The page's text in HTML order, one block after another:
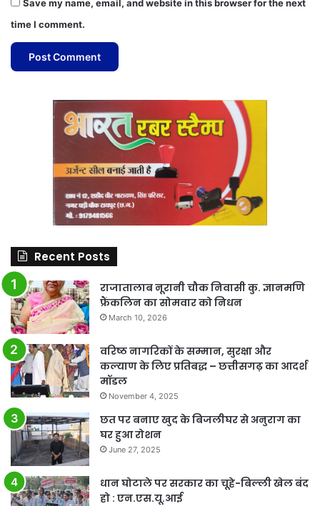
Save my name, email, and website in this browser for the next
time I comment.
Recent Posts
राजातालाब नूरानी चौक निवासी कु. ज्ञानमणि
फ्रैंकलिन का सोमवार को निधन
March 10, 2026
वरिष्ठ नागरिकों के सम्मान, सुरक्षा और
कल्याण के लिए प्रतिबद्ध – छत्तीसगढ़ का आदर्श
मॉडल
November 4, 2025
छत पर बनाए खुद के बिजलीघर से अनुराग का
घर हुआ रोशन
June 27, 2025
धान घोटाले पर सरकार का चूहे-बिल्ली खेल बंद
हो : एन.एस.यू.आई